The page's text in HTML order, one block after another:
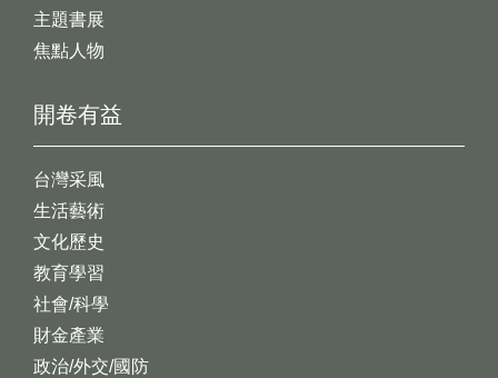
開卷有益
台灣采風
生活藝術
文化歷史
教育學習
社會/科學
財金產業
政治/外交/國防
主題書展
焦點人物